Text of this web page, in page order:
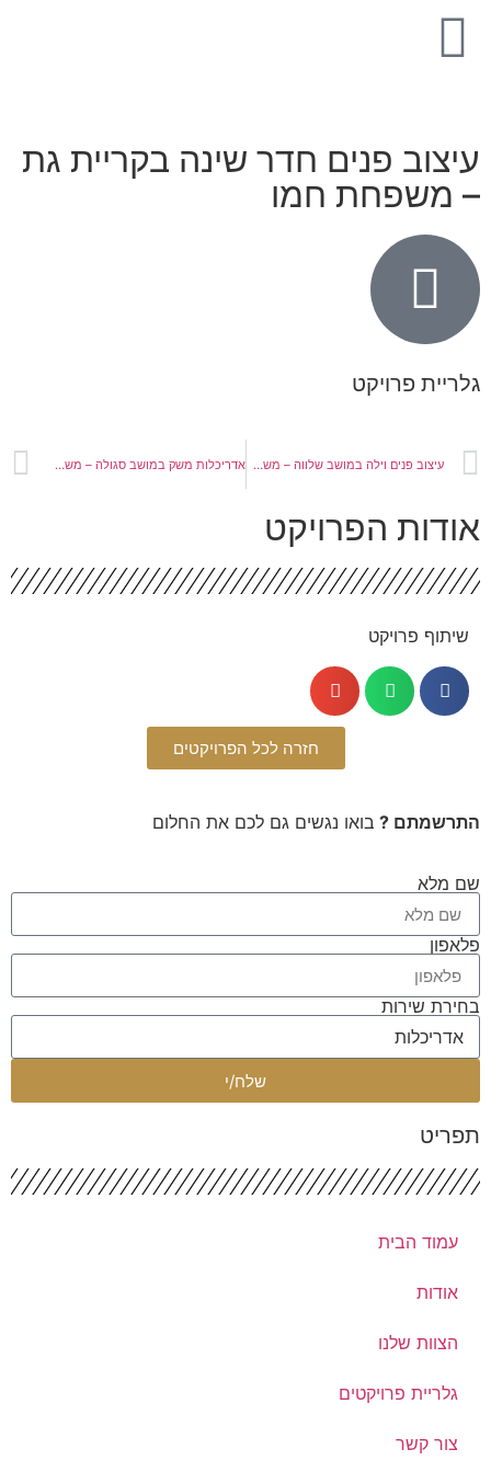
פנים חדר שינה בקריית גת
משפחת חמו
פרויקט
עיצוב פנים וילה במושב שלווה – משפחת איובי אדריכלות משק במושב סגולה – משפחת נוריאל
הפרויקט
שיתוף פרויקט
חזרה לכל הפרויקטים
?בואו נגשים גם לכם את החלום
מלא
שירות
שלח/י
עמוד הבית
אודות
הצוות שלנו
גלריית פרויקטים
צור קשר